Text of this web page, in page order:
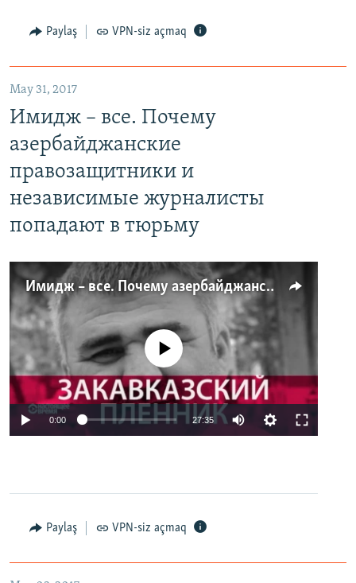
Paylaş VPN-siz açmaq
May 31, 2017
Имидж – все. Почему
азербайджанские
правозащитники и
независимые журналисты
попадают в тюрьму
Имидж – все. Почему азербайджанские правозащитники и независимые журналисты попадают в тюрьму
No media source currently available
0:00 27:35
Paylaş VPN-siz açmaq